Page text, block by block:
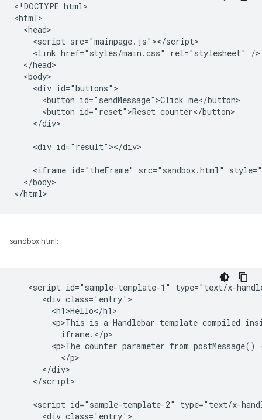
<!DOCTYPE html>
<html>
  <head>
    <script src="mainpage.js"></script>
    <link href="styles/main.css" rel="stylesheet" />
  </head>
  <body>
    <div id="buttons">
      <button id="sendMessage">Click me</button>
      <button id="reset">Reset counter</button>
    </div>
    <div id="result"></div>
<iframe id="theFrame" src="sandbox.html"
  </body>
sandbox.html:
<script id="sample-template-1" type="text/x-
      <div class='entry'>
        <h1>Hello</h1>
<p>This is a Handlebar template compiled
          iframe.</p>
<p>The counter parameter from postMessage()
          </p>
      </div>
    </script>
<script id="sample-template-2" type="text/x-
      <div class='entry'>